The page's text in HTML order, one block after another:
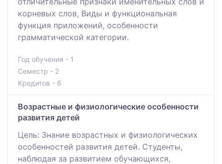
корневых слов, Виды и функциональная
функция приложений, особенности
грамматической категории.
Год обучения - 1
Семестр - 2
Кредитов - 6
Возрастные и физиологические особенности
развития детей
Цель: Знание возрастных и физиологических
особенностей развития детей. Студенты,
наблюдая за развитием обучающихся,